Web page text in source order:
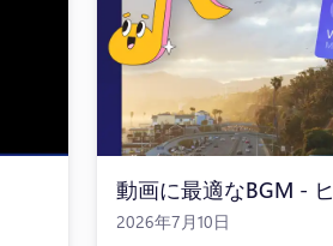
動画に最適なBGM -
2026年7月10日